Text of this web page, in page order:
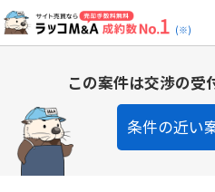
(※)
この案件は交渉の受
条件の近い